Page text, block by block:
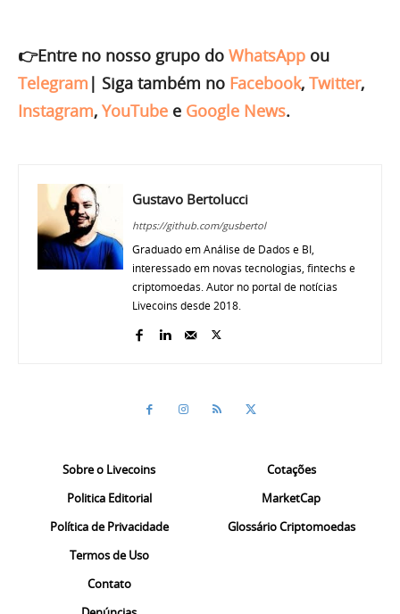
👉Entre no nosso grupo do WhatsApp ou
Telegram | Siga também no Facebook, Twitter,
Instagram, YouTube e Google News.
Gustavo Bertolucci
https://github.com/gusbertol
Graduado em Análise de Dados e BI,
interessado em novas tecnologias, fintechs e
criptomoedas. Autor no portal de notícias
Livecoins desde 2018.
Sobre o Livecoins
Politica Editorial
Política de Privacidade
Termos de Uso
Contato
Cotações
MarketCap
Glossário Criptomoedas